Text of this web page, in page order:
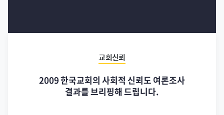
교회신뢰
2009 한국교회의 사회적 신뢰도 여론조사
결과를 브리핑해 드립니다.